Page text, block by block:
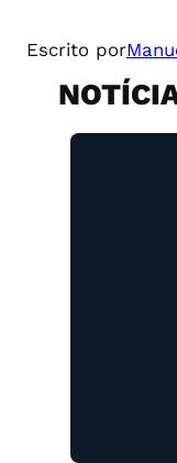
Escrito por